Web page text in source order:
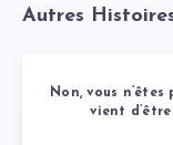
Autres
Non, vous
vient